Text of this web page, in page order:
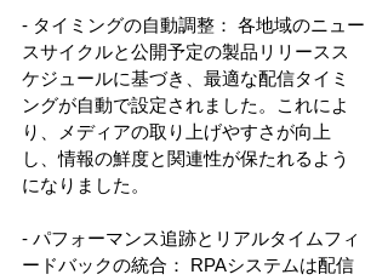
- タイミングの自動調整： 各地域のニュー
スサイクルと公開予定の製品リリースス
ケジュールに基づき、最適な配信タイミ
ングが自動で設定されました。これによ
り、メディアの取り上げやすさが向上
し、情報の鮮度と関連性が保たれるよう
になりました。
- パフォーマンス追跡とリアルタイムフィ
ードバックの統合： RPAシステムは配信